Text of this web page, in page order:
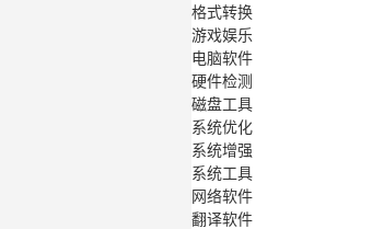
格式转换
游戏娱乐
电脑软件
硬件检测
磁盘工具
系统优化
系统增强
系统工具
网络软件
翻译软件